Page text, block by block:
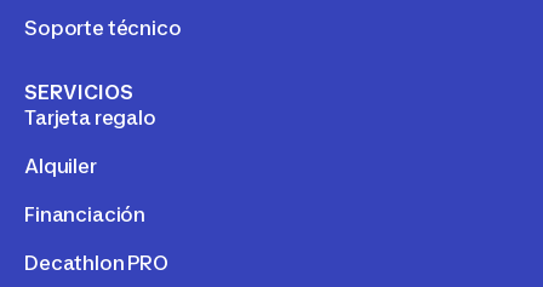
Soporte técnico
SERVICIOS
Tarjeta regalo
Alquiler
Financiación
Decathlon PRO